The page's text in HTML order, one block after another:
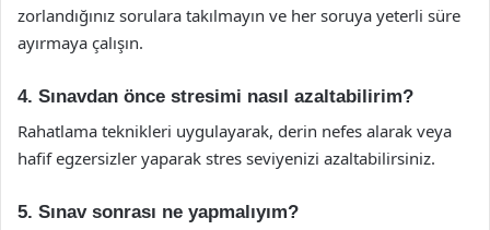
zorlandığınız sorulara takılmayın ve her soruya yeterli süre
ayırmaya çalışın.
4. Sınavdan önce stresimi nasıl azaltabilirim?
Rahatlama teknikleri uygulayarak, derin nefes alarak veya
hafif egzersizler yaparak stres seviyenizi azaltabilirsiniz.
5. Sınav sonrası ne yapmalıyım?